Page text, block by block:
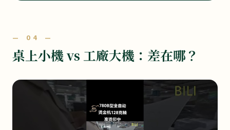
— 04 —
桌上小機 vs 工廠大機：差在哪？